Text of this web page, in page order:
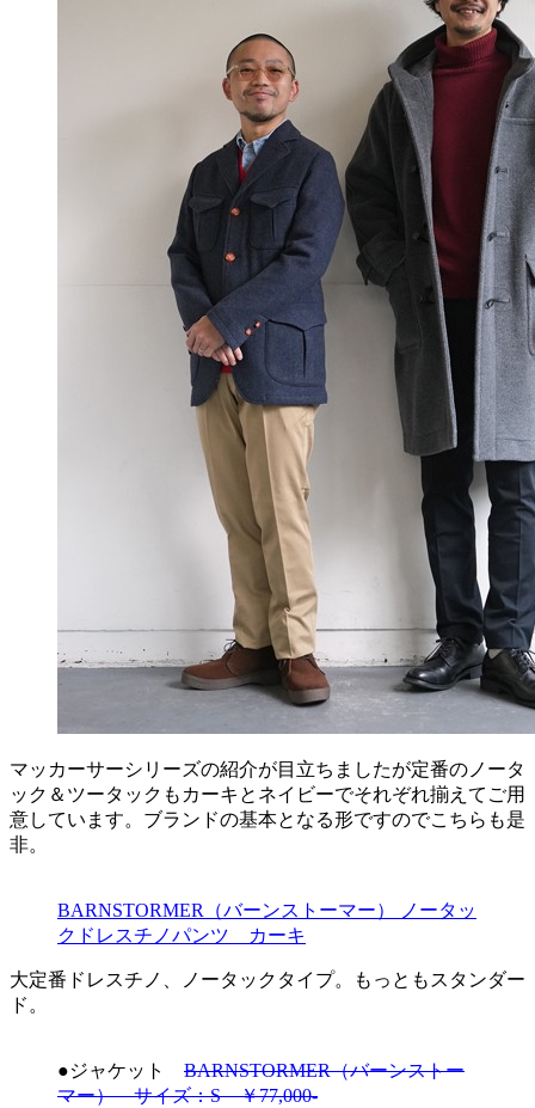
マッカーサーシリーズの紹介が目立ちましたが定番のノータ
ック＆ツータックもカーキとネイビーでそれぞれ揃えてご用
意しています。ブランドの基本となる形ですのでこちらも是
非。
BARNSTORMER（バーンストーマー） ノータッ
クドレスチノパンツ カーキ
大定番ドレスチノ、ノータックタイプ。もっともスタンダー
ド。
●ジャケット BARNSTORMER（バーンストー
マー） サイズ：S ￥77,000-